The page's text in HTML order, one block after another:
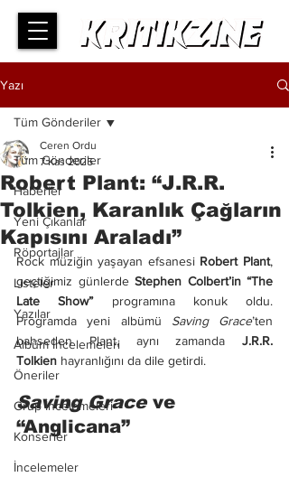
Yazı
Tüm Gönderiler
Haberler
Yeni Çıkanlar
Röportajlar
Listeler
Yazılar
Albüm İncelemeleri
Öneriler
Grup İncelemeleri
Konserler
İncelemeler
Tüm Gönderiler
Robert Plant: “J.R.R.
Tolkien, Karanlık Çağların
Kapısını Araladı”
Ceren Ordu
7 Kas 2025
Rock müziğin yaşayan efsanesi Robert Plant,
geçtiğimiz günlerde Stephen Colbert’in “The
Late Show” programına konuk oldu.
Programda yeni albümü Saving Grace’ten
bahseden Plant, aynı zamanda J.R.R.
Tolkien hayranlığını da dile getirdi.
Saving Grace ve
“Anglicana”